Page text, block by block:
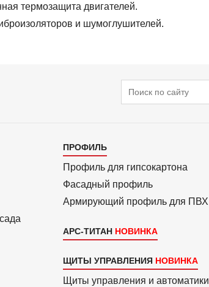
термозащита двигателей.
и шумоглушителей.
Поиск
Каталог
3
ПРОФИЛЬ
Профиль для гипсо­картона
Фасадный профиль
Армиру­ю­щий профиль для ПВХ
АРС-ТИТАН
ЩИТЫ УПРАВЛЕНИЯ
Щиты управления и автоматики